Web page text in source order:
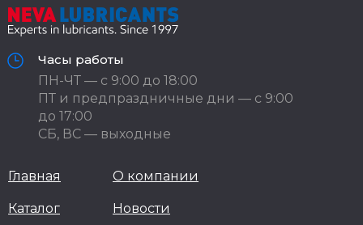
Часы работы
ПН-ЧТ — с 9:00 до 18:00
ПТ и предпраздничные дни — с 9:00
до 17:00
СБ, ВС — выходные
Главная
Каталог
О компании
Новости